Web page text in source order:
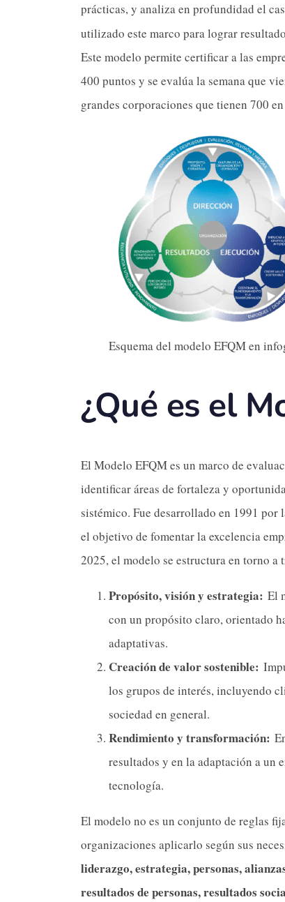
prácticas, y analiza en profundidad el
utilizado este marco para lograr
Este modelo permite certificar a las
400 puntos y se evalúa la semana que
grandes corporaciones que tienen 700 en
Esquema del modelo EFQM en
¿Qué es el
El Modelo EFQM es un marco de
identificar áreas de fortaleza y
sistémico. Fue desarrollado en 1991
el objetivo de fomentar la excelencia
2025, el modelo se estructura en torno a
Propósito, visión y estrategia: El
con un propósito claro, orientado
adaptativas.
Creación de valor sostenible:
los grupos de interés, incluyendo
sociedad en general.
Rendimiento y transformación:
resultados y en la adaptación a un
tecnología.
El modelo no es un conjunto de reglas
organizaciones aplicarlo según sus
liderazgo, estrategia, personas,
resultados de personas, resultados